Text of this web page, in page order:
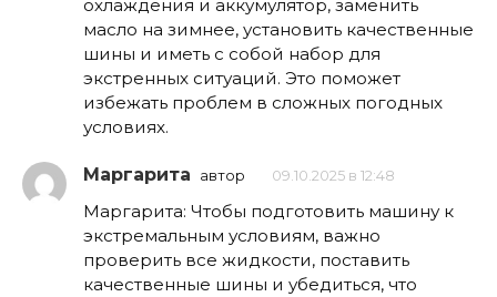
охлаждения и аккумулятор, заменить
масло на зимнее, установить качественные
шины и иметь с собой набор для
экстренных ситуаций. Это поможет
избежать проблем в сложных погодных
условиях.
Маргарита автор 09.10.2025 в 12:48
Маргарита: Чтобы подготовить машину к
экстремальным условиям, важно
проверить все жидкости, поставить
качественные шины и убедиться, что